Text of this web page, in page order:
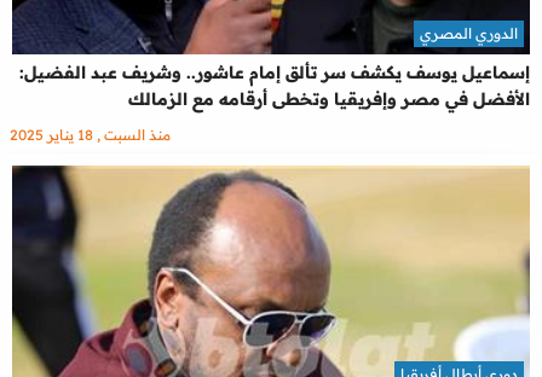
إسماعيل يوسف يكشف سر تألق إمام عاشور.. وشريف عبد الفضيل:
الأفضل في مصر وإفريقيا وتخطى أرقامه مع الزمالك
الدوري المصري
منذ السبت , 18 يناير 2025